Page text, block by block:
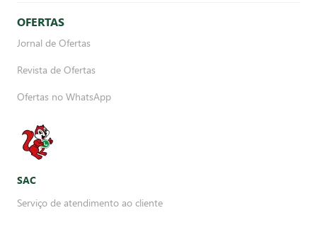
OFERTAS
Jornal de Ofertas
Revista de Ofertas
Ofertas no WhatsApp
SAC
Serviço de atendimento ao cliente